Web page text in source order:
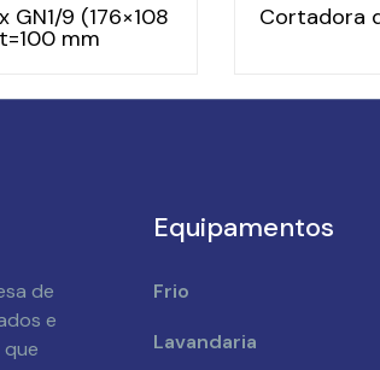
9 (176×108
mm
Cortadora
de
e
Equipamentos
Frio
Lavandaria